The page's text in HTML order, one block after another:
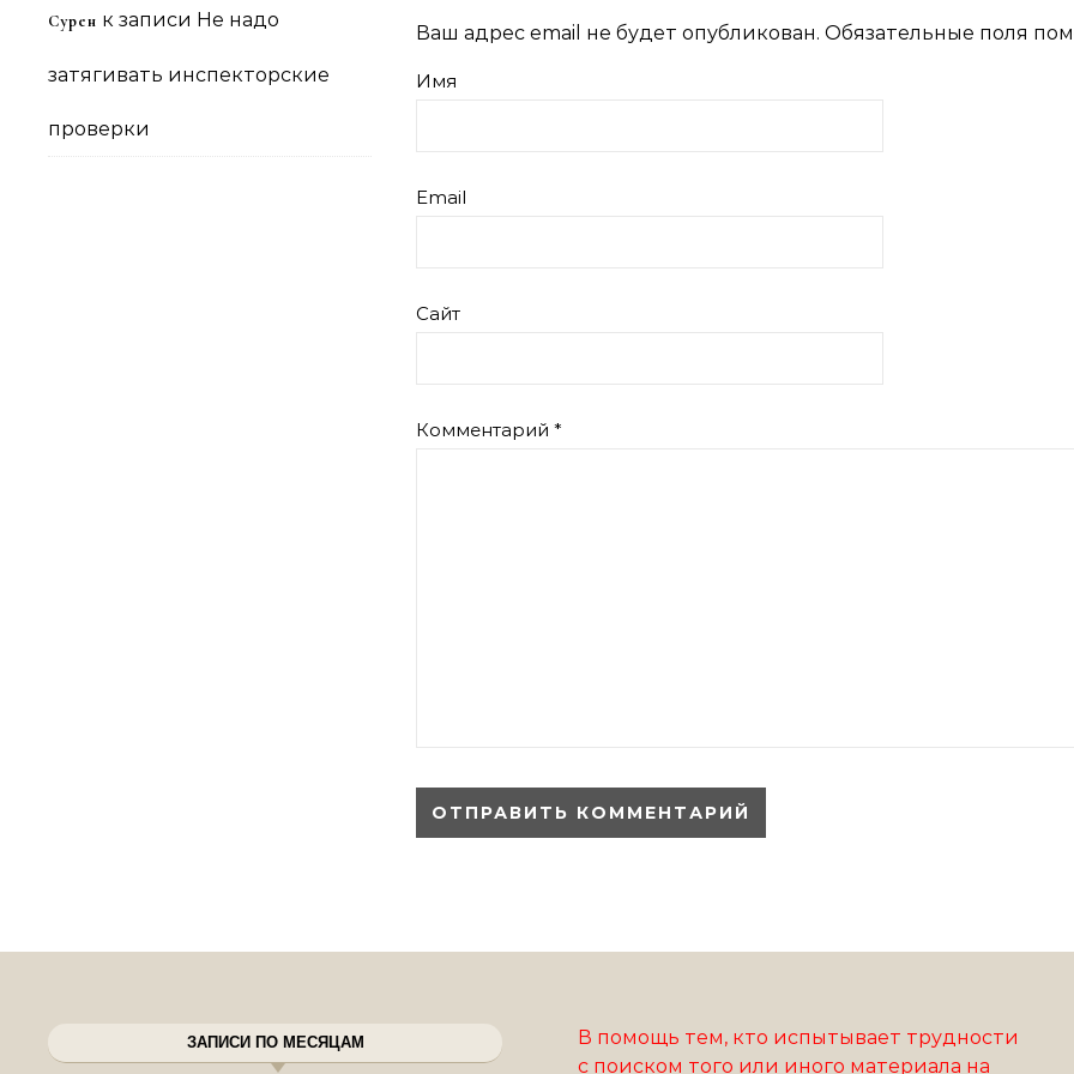
Сурен к записи Не надо
затягивать инспекторские
проверки
Ваш адрес email не будет опубликован. Обязательные поля
Имя
Email
Сайт
Комментарий *
ЗАПИСИ ПО МЕСЯЦАМ
В помощь тем, кто испытывает трудности
с поиском того или иного материала на